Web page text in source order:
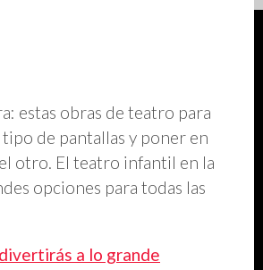
estas obras de teatro para
de pantallas y poner en
otro. El teatro infantil en la
opciones para todas las
a lo grande